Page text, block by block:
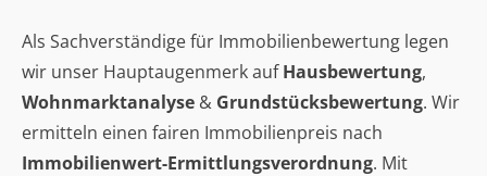
Als Sachverständige für Immobilienbewertung legen
wir unser Hauptaugenmerk aufHausbewertung,
Wohnmarktanalyse & Grundstücksbewertung. Wir
ermitteln einen fairen Immobilienpreis nach
Immobilienwert-Ermittlungsverordnung. Mit